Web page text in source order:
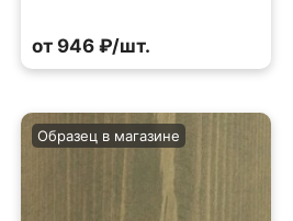
от 946 ₽/шт.
Образец в магазине